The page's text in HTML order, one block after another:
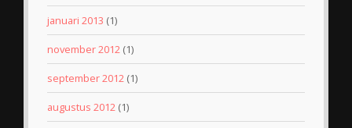
januari 2013 (1)
november 2012 (1)
september 2012 (1)
augustus 2012 (1)